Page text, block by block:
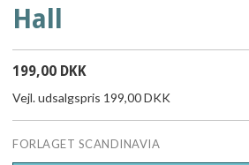
Hall
199,00 DKK
Vejl. udsalgspris 199,00 DKK
FORLAGET SCANDINAVIA